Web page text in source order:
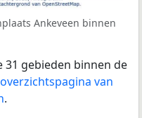
Ankeveen binnen
31 gebieden binnen de
overzichtspagina van
.